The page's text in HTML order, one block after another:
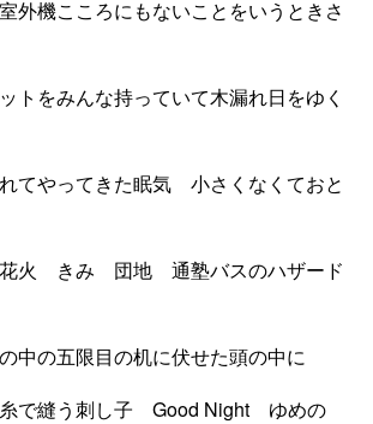
外機こころにもないことをいうときさ
トをみんな持っていて木漏れ日をゆく
てやってきた眠気 小さくなくておと
花火 きみ 団地 通塾バスのハザード
中の五限目の机に伏せた頭の中に
糸で縫う刺し子 Good Night ゆめの